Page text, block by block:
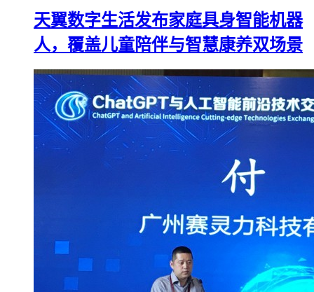
天翼数字生活发布家庭具身智能机器
人，覆盖儿童陪伴与智慧康养双场景